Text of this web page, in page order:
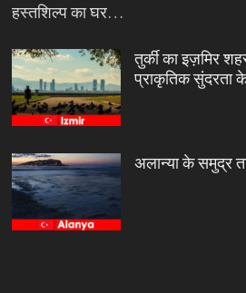
हस्तशिल्प का घर…
तुर्की का इज़मिर
प्राकृतिक सुंदरता
अलान्या के समुद्र